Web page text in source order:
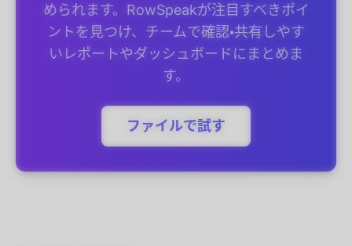
められます。RowSpeakが注目すべきポイ
ントを見つけ、チームで確認・共有しやす
いレポートやダッシュボードにまとめま
す。
ファイルで試す